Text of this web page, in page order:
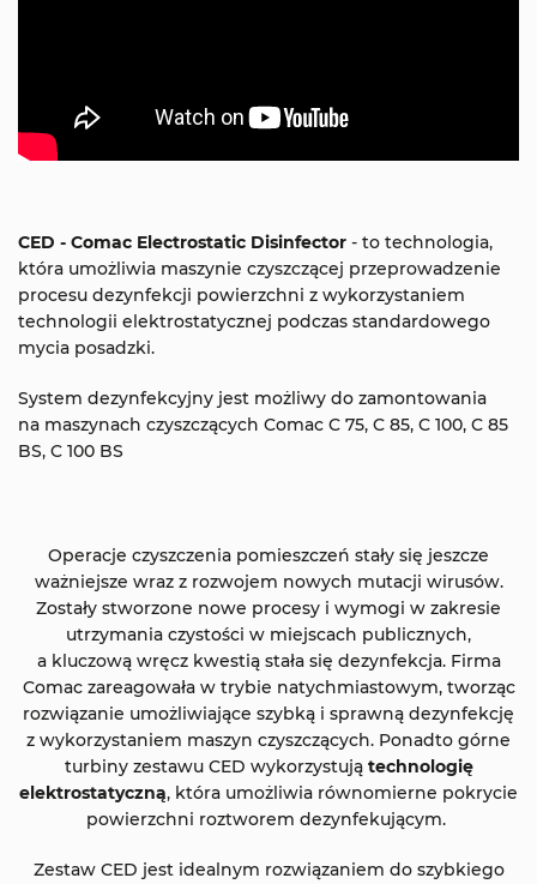
CED - Comac Electrostatic Disinfector - to technologia,
która umożliwia maszynie czyszczącej przeprowadzenie
procesu dezynfekcji powierzchni z wykorzystaniem
technologii elektrostatycznej podczas standardowego
mycia posadzki.
System dezynfekcyjny jest możliwy do zamontowania
na maszynach czyszczących Comac C 75, C 85, C 100, C 85
BS, C 100 BS
Operacje czyszczenia pomieszczeń stały się jeszcze
ważniejsze wraz z rozwojem nowych mutacji wirusów.
Zostały stworzone nowe procesy i wymogi w zakresie
utrzymania czystości w miejscach publicznych,
a kluczową wręcz kwestią stała się dezynfekcja. Firma
Comac zareagowała w trybie natychmiastowym, tworząc
rozwiązanie umożliwiające szybką i sprawną dezynfekcję
z wykorzystaniem maszyn czyszczących. Ponadto górne
turbiny zestawu CED wykorzystują technologię
elektrostatyczną, która umożliwia równomierne pokrycie
powierzchni roztworem dezynfekującym.
Zestaw CED jest idealnym rozwiązaniem do szybkiego